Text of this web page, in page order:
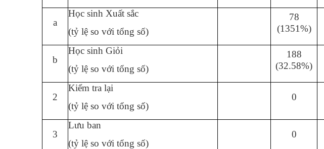
a
Học sinh Xuất sắc
(tỷ lệ so với tổng số)
78
(1351%)
b
Học sinh Giỏi
(tỷ lệ so với tổng số)
188
(32.58%)
2
Kiểm tra lại
(tỷ lệ so với tổng số)
0
3
Lưu ban
(tỷ lệ so với tổng số)
0